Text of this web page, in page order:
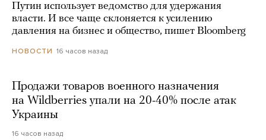
Путин использует ведомство для удержания
власти. И все чаще склоняется к усилению
давления на бизнес и общество, пишет Bloomberg
НОВОСТИ 16 часов назад
Продажи товаров военного назначения
на Wildberries упали на 20-40% после атак
Украины
16 часов назад